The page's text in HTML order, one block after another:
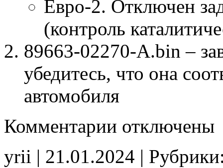
Евро-2. Отключен
(контроль
89663-02270-A.bin –
убедитесь, что она
автомобиля
Комментарии записи
A
E2
отключены
yrii | 21.01.2024 |